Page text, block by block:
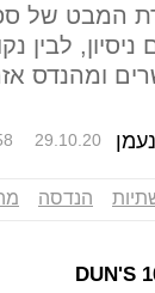
המבט של
ניסיון,
29.10.20
הנדסה